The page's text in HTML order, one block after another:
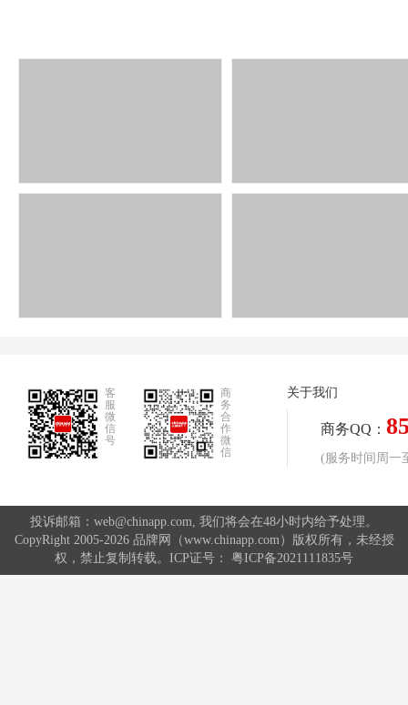
客
服
微
信
号
商
务
合
作
微
信
关于我们
商务QQ：
(服务时间周一
投诉邮箱：web@chinapp.com, 我们将会在48小时内给予处理。
CopyRight 2005-2026 品牌网（www.chinapp.com）版权所有，未经授
权，禁止复制转载。ICP证号： 粤ICP备2021111835号